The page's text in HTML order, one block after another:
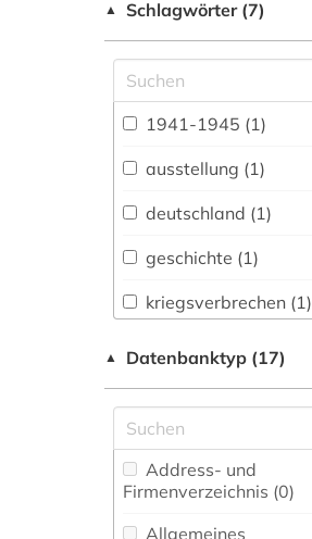
fachübergreifende
Allgemeine und
vergleichende Sprach-
und
Literaturwissenschaft.
Indogermanistik.
Außereuropäische
Sprachen und
Anglistik.
Amerikanistik (0)
Vermessungswesen (0)
Biologie,
Biotechnologie (0)
Buch- und
▲ Schlagwörter (7)
1941-1945 (1)
ausstellung (1)
deutschland (1)
geschichte (1)
kriegsverbrechen (1)
russlandfeldzug (1)
wehrmacht (1)
▲ Datenbanktyp (17)
Address- und
Firmenverzeichnis (0)
Allgemeines